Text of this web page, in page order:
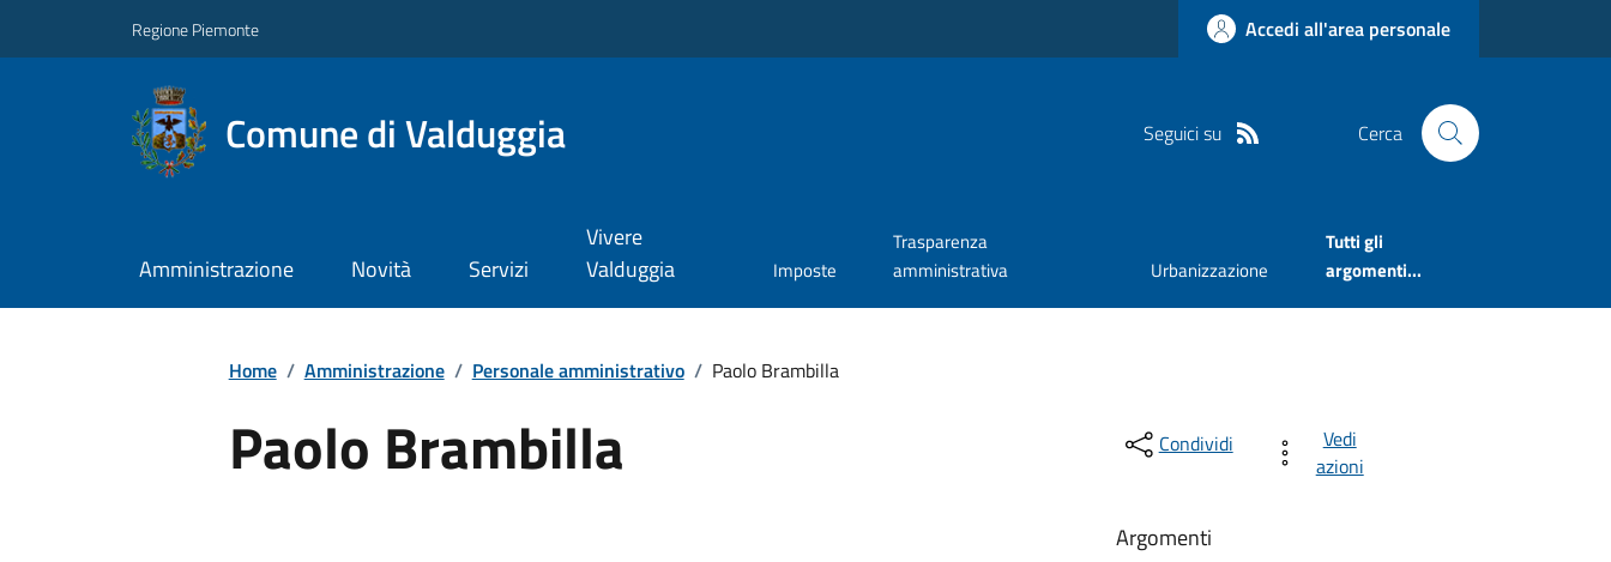
Regione Piemonte Accedi all'area personale
Comune di Valduggia Seguici su Cerca
Amministrazione Novità Servizi
Vivere
Valduggia
Imposte
Trasparenza
amministrativa
Urbanizzazione
Tutti gli
argomenti...
Home / Amministrazione / Personale amministrativo / Paolo Brambilla
Paolo Brambilla Condividi
Vedi
azioni
Argomenti